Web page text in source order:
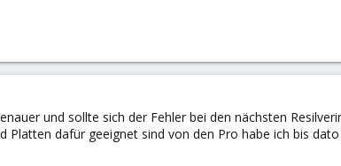
und sollte sich der Fehler bei den nächsten
Platten dafür geeignet sind von den Pro habe ich bis